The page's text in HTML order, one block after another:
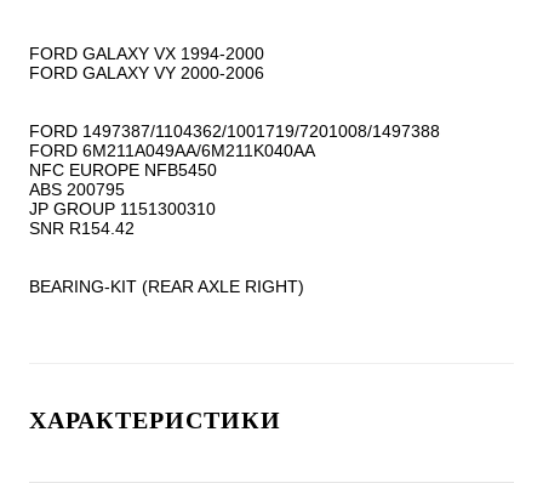
FORD GALAXY VX 1994-2000
FORD GALAXY VY 2000-2006
FORD 1497387/1104362/1001719/7201008/1497388
FORD 6M211A049AA/6M211K040AA
NFC EUROPE NFB5450
ABS 200795
JP GROUP 1151300310
SNR R154.42
BEARING-KIT (REAR AXLE RIGHT)
ХАРАКТЕРИСТИКИ